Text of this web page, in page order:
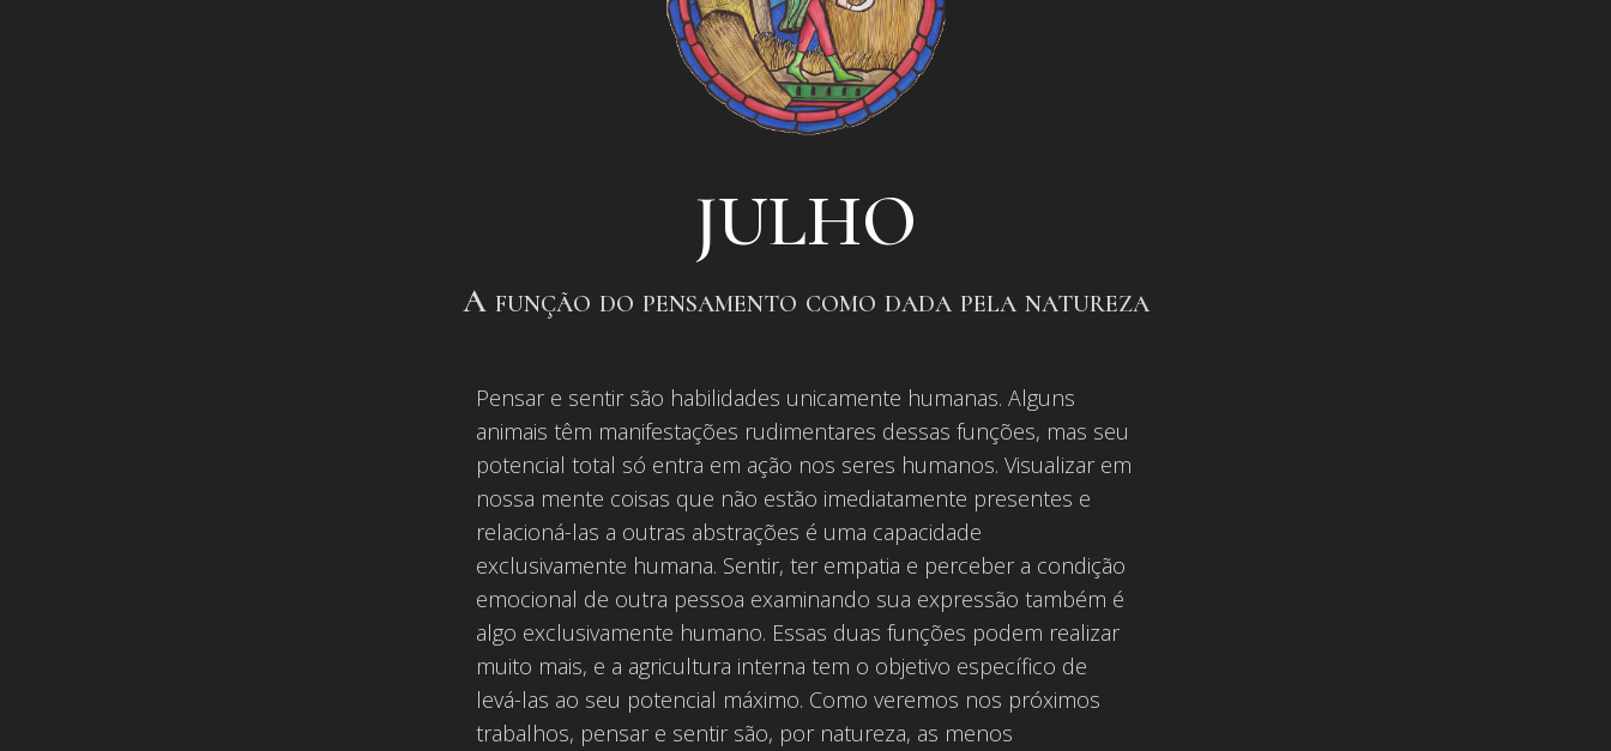
JULHO
A função do pensamento como dada pela natureza
Pensar e sentir são habilidades unicamente humanas. Alguns
animais têm manifestações rudimentares dessas funções, mas seu
potencial total só entra em ação nos seres humanos. Visualizar em
nossa mente coisas que não estão imediatamente presentes e
relacioná-las a outras abstrações é uma capacidade
exclusivamente humana. Sentir, ter empatia e perceber a condição
emocional de outra pessoa examinando sua expressão também é
algo exclusivamente humano. Essas duas funções podem realizar
muito mais, e a agricultura interna tem o objetivo específico de
levá-las ao seu potencial máximo. Como veremos nos próximos
trabalhos, pensar e sentir são, por natureza, as menos